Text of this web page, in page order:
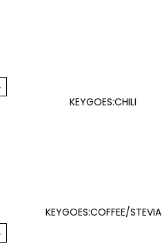
KEYGOES:CHILI
KEYGOES:COFFEE/STEVIA